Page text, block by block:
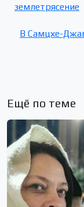
землетрясение
В Самцхе-
Ещё по теме